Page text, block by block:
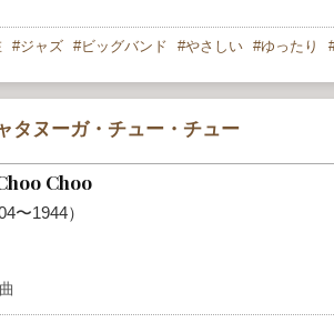
ジャズ ビッグバンド やさしい ゆったり
タヌーガ・チュー・チュー
Choo
〜1944）